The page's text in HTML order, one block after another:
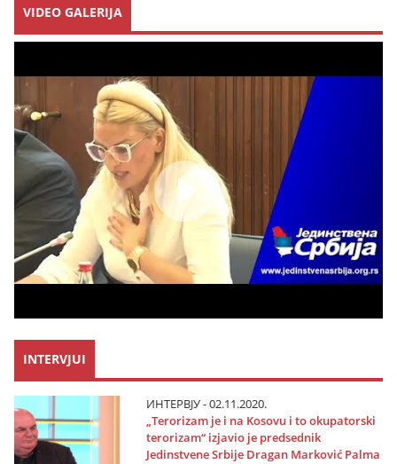
VIDEO GALERIJA
INTERVJUI
ИНТЕРВЈУ - 02.11.2020.
„Terorizam јe i na Kosovu i to okupatorski
terorizam“ izјavio јe predsednik
Јedinstvene Srbiјe Dragan Marković Palma